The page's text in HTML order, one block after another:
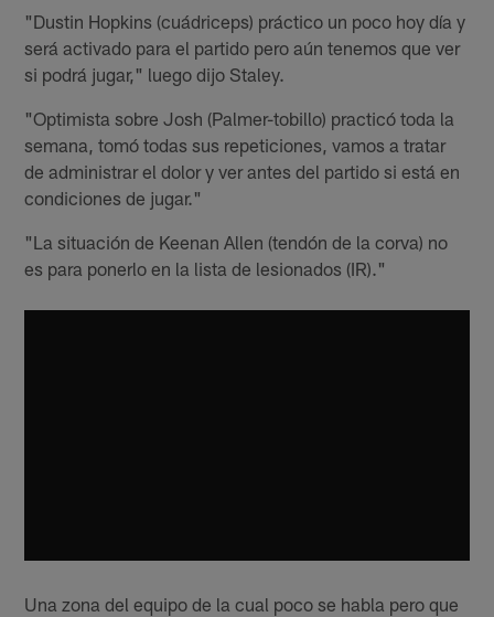
"Dustin Hopkins (cuádriceps) práctico un poco hoy día y
será activado para el partido pero aún tenemos que ver
si podrá jugar," luego dijo Staley.
"Optimista sobre Josh (Palmer-tobillo) practicó toda la
semana, tomó todas sus repeticiones, vamos a tratar
de administrar el dolor y ver antes del partido si está en
condiciones de jugar."
"La situación de Keenan Allen (tendón de la corva) no
es para ponerlo en la lista de lesionados (IR)."
Una zona del equipo de la cual poco se habla pero que